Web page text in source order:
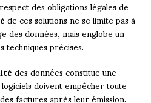
des obligations légales de
de ces solutions ne se limite pas à
des données, mais englobe un
précises.
des données constitue une
doivent empêcher toute